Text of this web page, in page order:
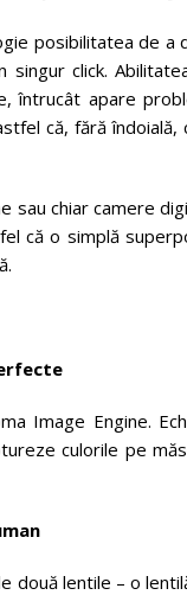
posibilitatea de
singur click.
întrucât apare
că, fără
chiar camere
că o simplă
Image Engine.
culorile pe
lentile – o